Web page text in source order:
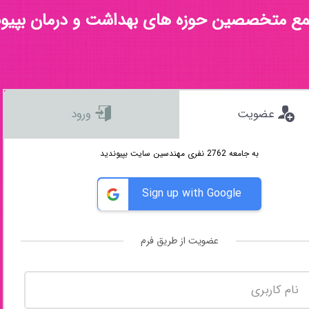
متخصصین حوزه های بهداشت و درمان
عضویت
به جامعه 2762 نفری مهندسین سایت بپیوندید
Sign up with Google
عضویت از طریق فرم